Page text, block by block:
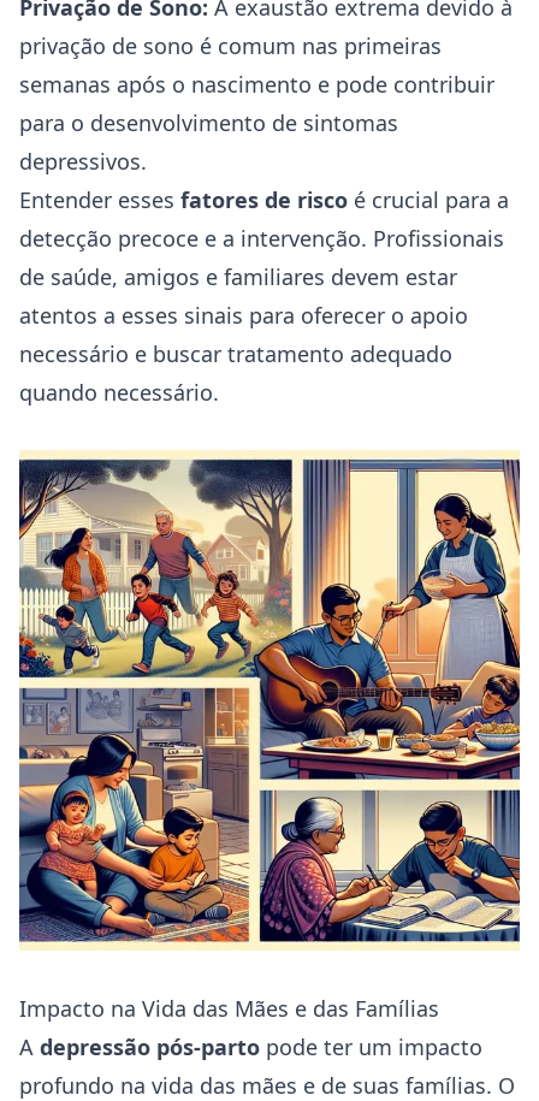
Privação de Sono: A exaustão extrema devido à
privação de sono é comum nas primeiras
semanas após o nascimento e pode contribuir
para o desenvolvimento de sintomas
depressivos.
Entender esses fatores de risco é crucial para a
detecção precoce e a intervenção. Profissionais
de saúde, amigos e familiares devem estar
atentos a esses sinais para oferecer o apoio
necessário e buscar tratamento adequado
quando necessário.
Impacto na Vida das Mães e das Famílias
A depressão pós-parto pode ter um impacto
profundo na vida das mães e de suas famílias. O